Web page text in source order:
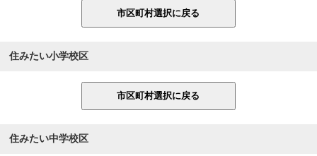
住みたい小学校区
住みたい中学校区